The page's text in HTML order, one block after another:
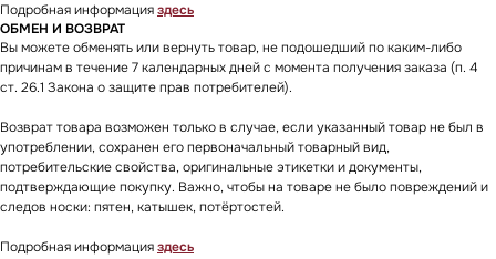
Подробная информацияздесь
ОБМЕН И ВОЗВРАТ
Вы можете обменять или вернуть товар, не подошедший по каким-либо
причинам в течение 7 календарных дней с момента получения заказа (п. 4
ст. 26.1 Закона о защите прав потребителей).
Возврат товара возможен только в случае, если указанный товар не был в
употреблении, сохранен его первоначальный товарный вид,
потребительские свойства, оригинальные этикетки и документы,
подтверждающие покупку. Важно, чтобы на товаре не было повреждений и
следов носки: пятен, катышек, потёртостей.
Подробная информацияздесь
КАТАЛОГ
ОБМЕН И ВОЗВРАТ
ОПЛАТА
ОТЗЫВЫ КЛИЕНТОВ
ОТВЕТЫ НА ВОПРОСЫ
NIKE
JORDAN
ADIDAS
KHY
NEW BALANCE
ВСЕ БРЕНДЫ
ПОКУПАТЕЛЯМ